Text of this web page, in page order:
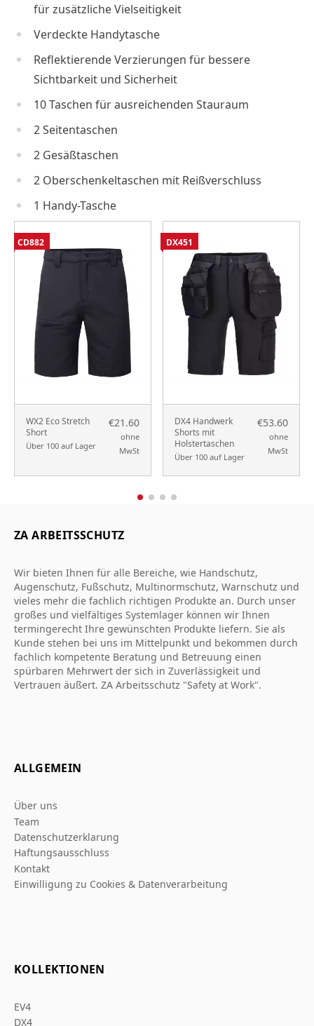
für zusätzliche Vielseitigkeit
Verdeckte Handytasche
Reflektierende Verzierungen für bessere
Sichtbarkeit und Sicherheit
10 Taschen für ausreichenden Stauraum
2 Seitentaschen
2 Gesäßtaschen
2 Oberschenkeltaschen mit Reißverschluss
1 Handy-Tasche
WX2 Eco Stretch
Short
Über 100 auf Lager
€21.60
ohne
MwSt
CD882
DX4 Handwerk
Shorts mit
Holstertaschen
Über 100 auf Lager
€53.60
ohne
MwSt
DX451
ZA ARBEITSSCHUTZ
Wir bieten Ihnen für alle Bereiche, wie Handschutz,
Augenschutz, Fußschutz, Multinormschutz, Warnschutz und
vieles mehr die fachlich richtigen Produkte an. Durch unser
großes und vielfältiges Systemlager können wir Ihnen
termingerecht Ihre gewünschten Produkte liefern. Sie als
Kunde stehen bei uns im Mittelpunkt und bekommen durch
fachlich kompetente Beratung und Betreuung einen
spürbaren Mehrwert der sich in Zuverlässigkeit und
Vertrauen äußert. ZA Arbeitsschutz "Safety at Work".
ALLGEMEIN
Über uns
Team
Datenschutzerklarung
Haftungsausschluss
Kontakt
Einwilligung zu Cookies & Datenverarbeitung
KOLLEKTIONEN
EV4
DX4